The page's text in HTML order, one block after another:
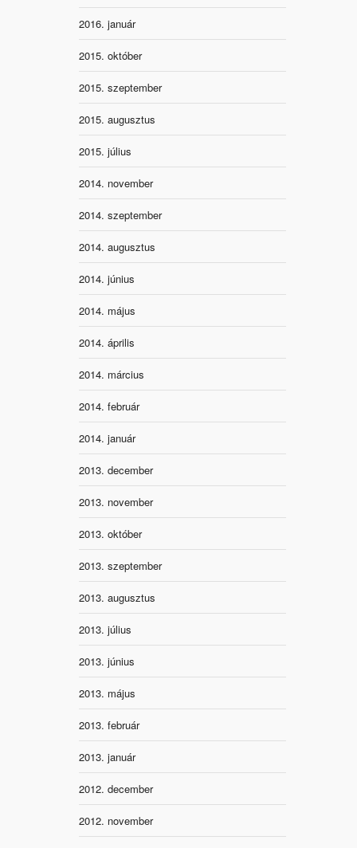
2016. január
2015. október
2015. szeptember
2015. augusztus
2015. július
2014. november
2014. szeptember
2014. augusztus
2014. június
2014. május
2014. április
2014. március
2014. február
2014. január
2013. december
2013. november
2013. október
2013. szeptember
2013. augusztus
2013. július
2013. június
2013. május
2013. február
2013. január
2012. december
2012. november